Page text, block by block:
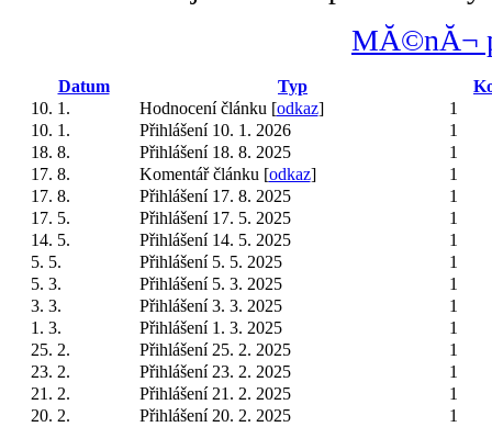
MĂ©nĂ¬
Datum Typ
10. 1.
Hodnocení článku [odkaz]
1
10. 1.
Přihlášení 10. 1. 2026
1
18. 8.
Přihlášení 18. 8. 2025
1
17. 8.
Komentář článku [odkaz]
1
17. 8.
Přihlášení 17. 8. 2025
1
17. 5.
Přihlášení 17. 5. 2025
1
14. 5.
Přihlášení 14. 5. 2025
1
5. 5.
Přihlášení 5. 5. 2025
1
5. 3.
Přihlášení 5. 3. 2025
1
3. 3.
Přihlášení 3. 3. 2025
1
1. 3.
Přihlášení 1. 3. 2025
1
25. 2.
Přihlášení 25. 2. 2025
1
23. 2.
Přihlášení 23. 2. 2025
1
21. 2.
Přihlášení 21. 2. 2025
1
20. 2.
Přihlášení 20. 2. 2025
1